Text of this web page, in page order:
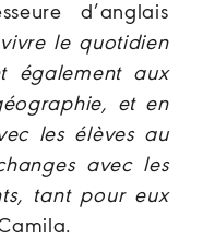
d’anglais
le quotidien
également aux
et en
les élèves au
avec les
tant pour eux